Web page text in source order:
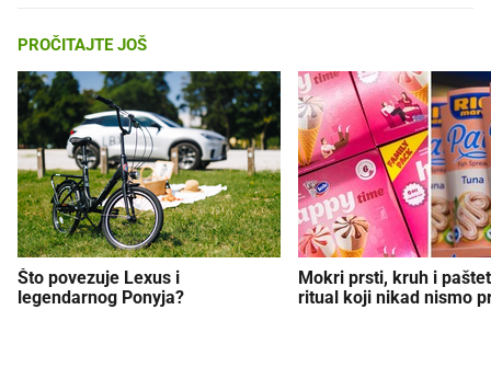
PROČITAJTE JOŠ
Što povezuje Lexus i
legendarnog Ponyja?
Mokri prsti, kruh i
ritual koji nikad nismo